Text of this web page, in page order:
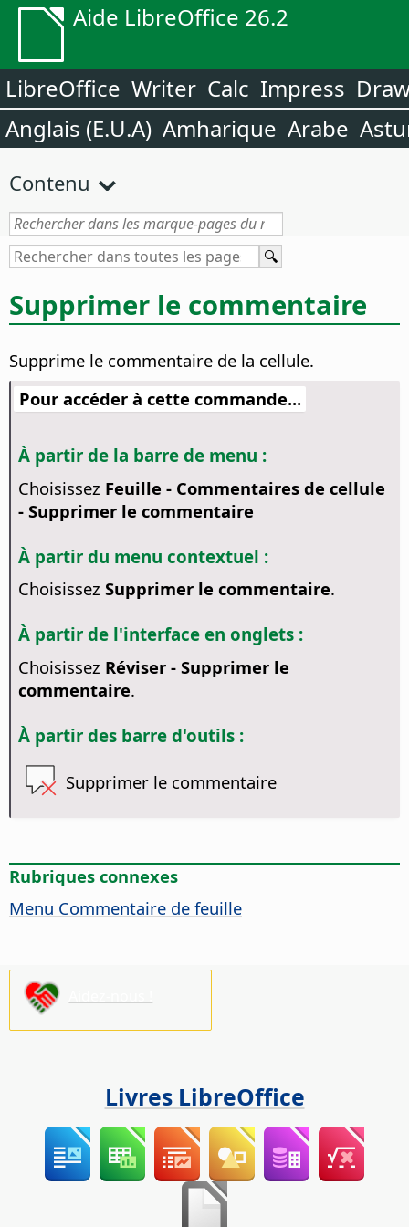
Aide LibreOffice 26.2
LibreOffice Writer Calc Impress
Anglais (E.U.A) Amharique Arabe
Contenu
Supprimer le commentaire
Supprime le commentaire de la cellule.
Pour accéder à cette commande...
À partir de la barre de menu :
Choisissez Feuille - Commentaires de cellule
- Supprimer le commentaire
À partir du menu contextuel :
Choisissez Supprimer le commentaire.
À partir de l'interface en onglets :
Choisissez Réviser - Supprimer le
commentaire.
À partir des barre d'outils :
Supprimer le commentaire
Rubriques connexes
Menu Commentaire de feuille
Livres LibreOffice